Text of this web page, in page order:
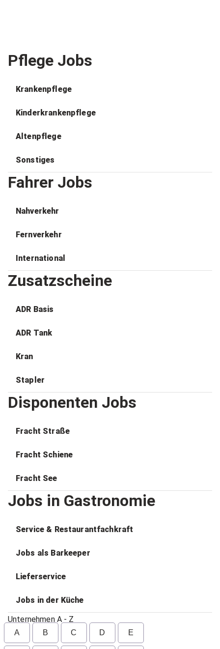
Pflege Jobs
Krankenpflege
Kinderkrankenpflege
Altenpflege
Sonstiges
Fahrer Jobs
Nahverkehr
Fernverkehr
International
Zusatzscheine
ADR Basis
ADR Tank
Kran
Stapler
Disponenten Jobs
Fracht Straße
Fracht Schiene
Fracht See
Jobs in Gastronomie
Service & Restaurantfachkraft
Jobs als Barkeeper
Lieferservice
Jobs in der Küche
Unternehmen A - Z
A B C D E